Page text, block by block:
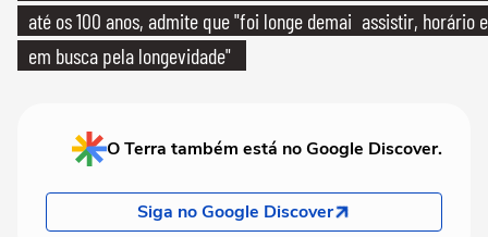
até os 100 anos, admite que "foi longe demais
em busca pela longevidade"
assistir, horário
O Terra também está no Google Discover.
Siga no Google Discover